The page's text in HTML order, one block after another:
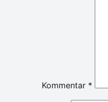
Kommentar *